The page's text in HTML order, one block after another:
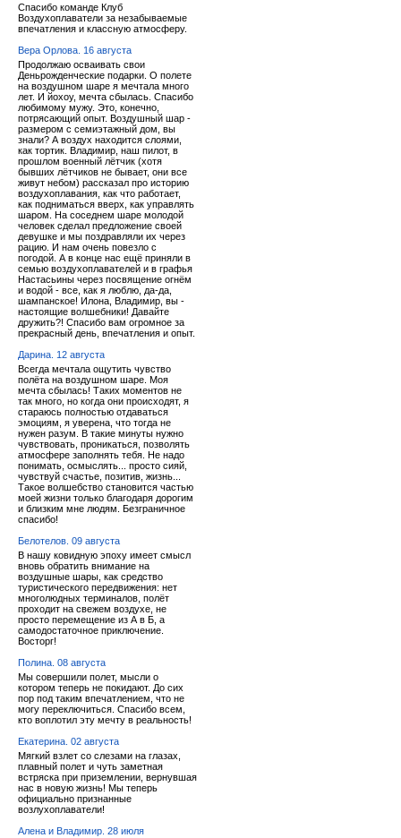
Спасибо команде Клуб
Воздухоплаватели за незабываемые
впечатления и классную атмосферу.
Вера Орлова. 16 августа
Продолжаю осваивать свои
Деньрожденческие подарки. О полете
на воздушном шаре я мечтала много
лет. И йохоу, мечта сбылась. Спасибо
любимому мужу. Это, конечно,
потрясающий опыт. Воздушный шар -
размером с семиэтажный дом, вы
знали? А воздух находится слоями,
как тортик. Владимир, наш пилот, в
прошлом военный лётчик (хотя
бывших лётчиков не бывает, они все
живут небом) рассказал про историю
воздухоплавания, как что работает,
как подниматься вверх, как управлять
шаром. На соседнем шаре молодой
человек сделал предложение своей
девушке и мы поздравляли их через
рацию. И нам очень повезло с
погодой. А в конце нас ещё приняли в
семью воздухоплавателей и в графья
Настасьины через посвящение огнём
и водой - все, как я люблю, да-да,
шампанское! Илона, Владимир, вы -
настоящие волшебники! Давайте
дружить?! Спасибо вам огромное за
прекрасный день, впечатления и опыт.
Дарина. 12 августа
Всегда мечтала ощутить чувство
полёта на воздушном шаре. Моя
мечта сбылась! Таких моментов не
так много, но когда они происходят, я
стараюсь полностью отдаваться
эмоциям, я уверена, что тогда не
нужен разум. В такие минуты нужно
чувствовать, проникаться, позволять
атмосфере заполнять тебя. Не надо
понимать, осмыслять... просто сияй,
чувствуй счастье, позитив, жизнь...
Такое волшебство становится частью
моей жизни только благодаря дорогим
и близким мне людям. Безграничное
спасибо!
Белотелов. 09 августа
В нашу ковидную эпоху имеет смысл
вновь обратить внимание на
воздушные шары, как средство
туристического передвижения: нет
многолюдных терминалов, полёт
проходит на свежем воздухе, не
просто перемещение из А в Б, а
самодостаточное приключение.
Восторг!
Полина. 08 августа
Мы совершили полет, мысли о
котором теперь не покидают. До сих
пор под таким впечатлением, что не
могу переключиться. Спасибо всем,
кто воплотил эту мечту в реальность!
Екатерина. 02 августа
Мягкий взлет со слезами на глазах,
плавный полет и чуть заметная
встряска при приземлении, вернувшая
нас в новую жизнь! Мы теперь
официально признанные
возлухоплаватели!
Алена и Владимир. 28 июля